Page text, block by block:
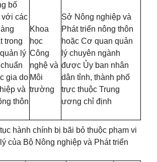
bố
với các
trong
lý
gia do
và
thôn
Khoa
học
Công
nghệ và
Môi
trường
Sở Nông nghiệp và
Phát triển nông thôn
hoặc Cơ quan quản
lý chuyên ngành
được Ủy ban nhân
dân tỉnh, thành phố
trực thuộc Trung
ương chỉ định
hành chính bị bãi bỏ thuộc phạm vi
của Bộ Nông nghiệp và Phát triển